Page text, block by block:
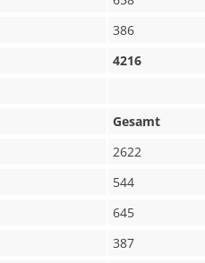
386
4216
Gesamt
2622
544
645
387